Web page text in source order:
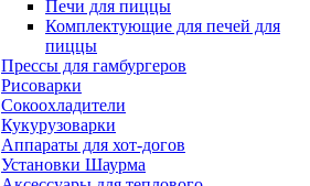
Печи для пиццы
Комплектующие для печей для
пиццы
Прессы для гамбургеров
Рисоварки
Сокоохладители
Кукурузоварки
Аппараты для хот-догов
Установки Шаурма